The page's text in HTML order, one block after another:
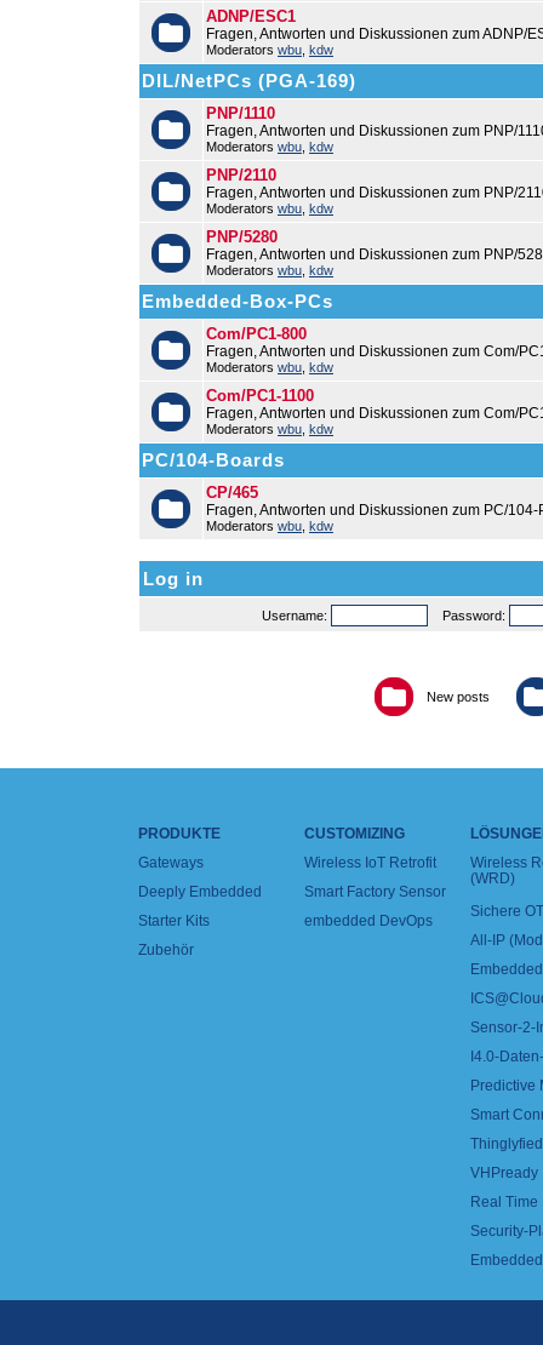
ADNP/ESC1
Fragen, Antworten und Diskussionen zum ADNP/
Moderators wbu kdw
DIL/NetPCs (PGA-169)
PNP/1110
Fragen, Antworten und Diskussionen zum PNP/
Moderators wbu kdw
PNP/2110
Fragen, Antworten und Diskussionen zum PNP/
Moderators wbu kdw
PNP/5280
Fragen, Antworten und Diskussionen zum PNP/
Moderators wbu kdw
Embedded-Box-PCs
Com/PC1-800
Fragen, Antworten und Diskussionen zum Com/
Moderators wbu kdw
Com/PC1-1100
Fragen, Antworten und Diskussionen zum Com/
Moderators wbu kdw
PC/104-Boards
CP/465
Fragen, Antworten und Diskussionen zum PC/
Moderators wbu kdw
Log in
Username: Password:
New posts
PRODUKTE
Gateways
Deeply Embedded
Starter Kits
Zubehör
CUSTOMIZING
Wireless IoT Retrofit
Smart Factory Sensor
embedded DevOps
Wireless
(WRD)
Sichere
All-IP
Sensor-2-
I4.0-
Predictive
Smart
VHPready
Real
Security-